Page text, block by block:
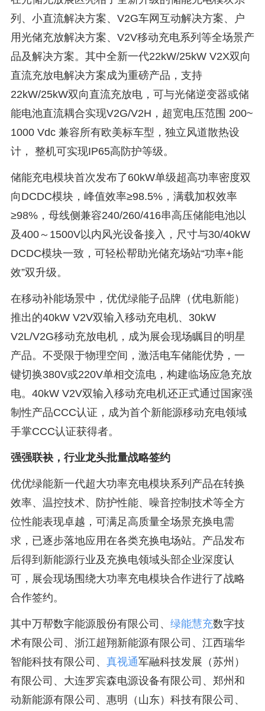
列、小直流解决方案、V2G车网互动解决方案、户
用光储充放解决方案、V2V移动充电系列等全场景产
品及解决方案。其中全新一代22kW/25kW V2X双向
直流充放电解决方案成为重磅产品，支持
22kW/25kW双向直流充放电，可与光储逆变器或储
能电池直流耦合实现V2G/V2H，超宽电压范围 200~
1000 Vdc 兼容所有欧美标车型，独立风道散热设
计， 整机可实现IP65高防护等级。
储能充电模块首次发布了60kW单级超高功率密度双
向DCDC模块，峰值效率≥98.5%，满载加权效率
≥98%，母线侧兼容240/260/416串高压储能电池以
及400～1500V以内风光设备接入，尺寸与30/40kW
DCDC模块一致，可轻松帮助光储充场站“功率+能
效”双升级。
在移动补能场景中，优优绿能子品牌（优电新能）
推出的40kW V2V双输入移动充电机、30kW
V2L/V2G移动充放电机，成为展会现场瞩目的明星
产品。不受限于物理空间，激活电车储能优势，一
键切换380V或220V单相交流电，构建临场应急充放
电。40kW V2V双输入移动充电机还正式通过国家强
制性产品CCC认证，成为首个新能源移动充电领域
手掌CCC认证获得者。
强强联袂，行业龙头批量战略签约
优优绿能新一代超大功率充电模块系列产品在转换
效率、温控技术、防护性能、噪音控制技术等全方
位性能表现卓越，可满足高质量全场景充换电需
求，已逐步落地应用在各类充换电场站。产品发布
后得到新能源行业及充换电领域头部企业深度认
可，展会现场围绕大功率充电模块合作进行了战略
合作签约。
其中万帮数字能源股份有限公司、 绿能慧充数字技
术有限公司、浙江超翔新能源有限公司、江西瑞华
智能科技有限公司、 真视通军融科技发展（苏州）
有限公司、大连罗宾森电源设备有限公司、郑州和
动新能源有限公司、惠明（山东）科技有限公司、